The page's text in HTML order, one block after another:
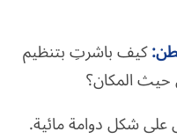
:كيف باشرتِ بتنظيم
شكل دوامة مائية.